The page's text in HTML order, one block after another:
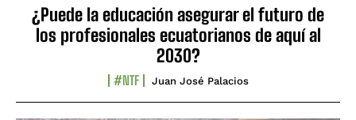
¿Puede la educación asegurar el futuro de
los profesionales ecuatorianos de aquí al
2030?
#NTF Juan José Palacios